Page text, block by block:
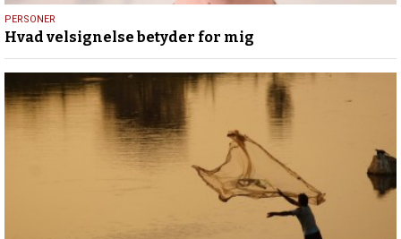
13.
maj
2026
PERSONER
Hvad velsignelse betyder for mig